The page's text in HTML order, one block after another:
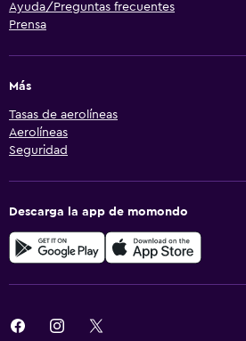
Ayuda/Preguntas frecuentes
Prensa
Más
Tasas de aerolíneas
Aerolíneas
Seguridad
Descarga la app de momondo